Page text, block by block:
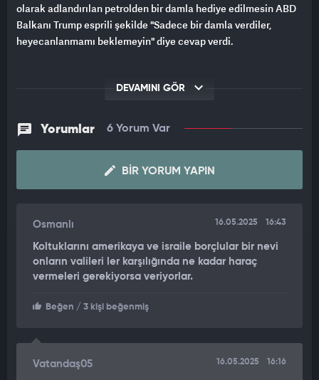
olarak adlandırılan petrolden bir damla hediye edilmesin ABD
Balkanı Trump esprili şekilde "Sadece bir damla verdiler,
heyecanlanmamı beklemeyin" diye cevap verdi.
DEVAMINI GÖR
Yorumlar 6 Yorum Var
BIR YORUM YAPIN
Osmanlı 16.05.2025 16:43
Koltuklarını amerikaya ve israile borçlular bir nevi
onların valileri ler karşılığında ne kadar haraç
vermeleri gerekiyorsa veriyorlar.
Beğen / 3 kişi beğenmiş
Vatandaş05 16.05.2025 16:16